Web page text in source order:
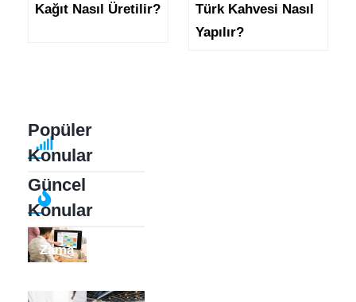
Kağıt Nasıl Üretilir?
Türk Kahvesi Nasıl
Yapılır?
Popüler
Konular
Güncel
Konular
Zama
Yöne
Deto